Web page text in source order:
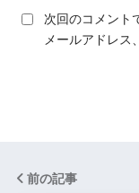
次回のコメント
メールアドレス
前の記事